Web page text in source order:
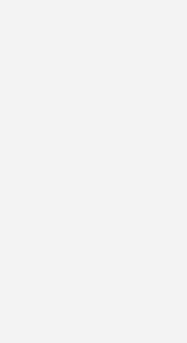
und Haltungen der
direkt von
und praktisch erproben.
nicht nur einen ersten
Qualifizierung als
angesprochen sind auch all
für Beruf und
möchten. Informationen zu
und zur Anmeldung finden
Alexandra Bielecke